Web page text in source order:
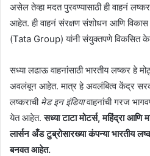
असेल तेव्हा मदत पुरवण्यासाठी ही वाहनं
आहेत. ही वाहनं संरक्षण संशोधन आणि
(Tata Group) यांनी संयुक्तपणे विकसित
सध्या लढाऊ वाहनांसाठी भारतीय लष्कर हे
अवलंबून आहेत. मात्र हे अवलंबित्व केंद्र
लष्कराची मेड इन इंडियावाहनांची गरज
येत आहेत.सध्या टाटा मोटर्स, महिंद्रा आणि
लार्सन अँड टुब्रोसारख्या कंपन्या भारतीय
बनवत आहेत.